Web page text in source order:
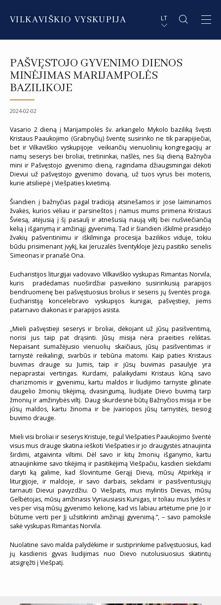
VILKAVIŠKIO VYSKUPIJA LT
DVASININKAI
INSTITUCIJOS IR ORGANIZACIJOS
DEKANATAI IR PARAPIJOS
PAŠVĘSTAS GYVENIMAS
EN SUMMARY
PAŠVĘSTOJO GYVENIMO DIENOS
MINĖJIMAS MARIJAMPOLĖS
BAZILIKOJE
2024-02-02
Vasario 2 dieną į Marijampolės šv. arkangelo Mykolo baziliką švęsti
Kristaus Paaukojimo (Grabnyčių) šventę susirinko ne tik parapijiečiai,
bet ir Vilkaviškio vyskupijoje veikiančių vienuolinių kongregacijų ar
namų seserys bei broliai, tretininkai, našlės, nes šią dieną Bažnyčia
mini ir Pašvęstojo gyvenimo dieną, ragindama džiaugsmingai dėkoti
Dievui už pašvęstojo gyvenimo dovaną, už tuos vyrus bei moteris,
kurie atsiliepė į Viešpaties kvietimą.
Šiandien į bažnyčias pagal tradiciją atsinešamos ir jose laiminamos
žvakės, kurios vėliau ir parsineštos į namus mums primena Kristaus
Šviesą, atėjusią į šį pasaulį ir atnešusią naują viltį bei nušviečiančią
kelią į išganymą ir amžinąjį gyvenimą. Tad ir šiandien iškilmė prasidėjo
žvakių pašventinimu ir iškilminga procesija bazilikos viduje, tokiu
būdu prisimenant įvykį, kai Jeruzalės šventykloje Jėzų pasitiko senelis
Simeonas ir pranašė Ona.
Eucharistijos liturgijai vadovavo Vilkaviškio vyskupas Rimantas Norvila,
kuris pradėdamas nuoširdžiai pasveikino susirinkusią parapijos
bendruomenę bei pašvęstuosius brolius ir seseris jų šventės proga.
Eucharistiją koncelebravo vyskupijos kunigai, pašvęstieji, jiems
patarnavo diakonas ir parapijos asista.
„Mieli pašvęstieji seserys ir broliai, dėkojant už jūsų pasišventimą,
norisi jus taip pat drąsinti. Jūsų misija nėra praeities reliktas.
Nepaisant sumažėjusio vienuolių skaičiaus, jūsų pasišventimas ir
tarnystė reikalingi, svarbūs ir tebūna matomi. Kaip paties Kristaus
buvimas drauge su Jumis, taip ir jūsų buvimas pasaulyje yra
nepaprastai vertingas. Kurdami, palaikydami Kristaus kūną savo
charizmomis ir gyvenimu, kartu maldos ir liudijimo tarnyste gilinate
daugelio žmonių tikėjimą, dvasingumą, liudijate Dievo buvimą tarp
žmonių ir amžinybės viltį. Daug skurdesnė būtų Bažnyčios misija ir be
jūsų maldos, kartu žinoma ir be įvairiopos jūsų tarnystės, tiesiog
buvimo drauge.
Mieli visi broliai ir seserys Kristuje, tegul Viešpaties Paaukojimo šventė
visus mus drauge skatina ieškoti Viešpaties ir jo draugystės atnaujinta
širdimi, atgaivinta viltimi. Dėl savo ir kitų žmonių išganymo, kartu
atnaujinkime savo tikėjimą ir pasitikėjimą Viešpačiu, kasdien siekdami
daryti ką galime, kad šlovintume Gerąjį Dievą, mūsų Atpirkėją ir
liturgijoje, ir maldoje, ir savo darbais, sekdami ir pasišventusiųjų
tarnauti Dievui pavyzdžiu. O Viešpats, mus mylintis Dievas, mūsų
Gelbėtojas, mūsų amžinasis Vyriausiasis Kunigas, ir toliau mus lydės ir
ves per visą mūsų gyvenimo kelionę, kad vis labiau artėtume prie Jo ir
būtume verti per Jį užsitikrinti amžinąjį gyvenimą.”, – savo pamoksle
sakė vyskupas Rimantas Norvila.
Nuolatine savo malda palydėkime ir sustiprinkime pašvęstuosius, kad
jų kasdienis gyvas liudijimas nuo Dievo nutolusiuosius skatintų
atsigręžti į Viešpatį.